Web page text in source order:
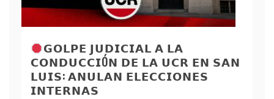
𝗚𝗢𝗟𝗣𝗘 𝗝𝗨𝗗𝗜𝗖𝗜𝗔𝗟 𝗔 𝗟𝗔
𝗖𝗢𝗡𝗗𝗨𝗖𝗖𝗜Ó𝗡 𝗗𝗘 𝗟𝗔 𝗨𝗖𝗥 𝗘𝗡 𝗦𝗔𝗡
𝗟𝗨𝗜𝗦: 𝗔𝗡𝗨𝗟𝗔𝗡 𝗘𝗟𝗘𝗖𝗖𝗜𝗢𝗡𝗘𝗦
𝗜𝗡𝗧𝗘𝗥𝗡𝗔𝗦